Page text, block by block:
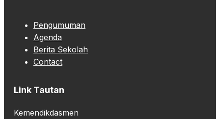
Pengumuman
Agenda
Berita Sekolah
Contact
Link Tautan
Kemendikdasmen